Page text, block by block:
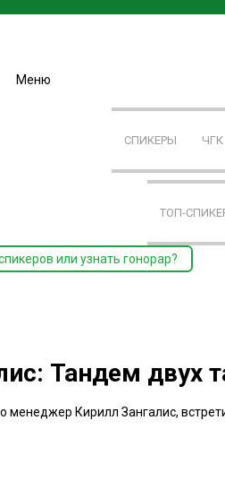
Меню
СПИКЕРЫ ЧГК
ТОП-
или узнать гонорар?
Тандем двух
менеджер Кирилл Зангалис,